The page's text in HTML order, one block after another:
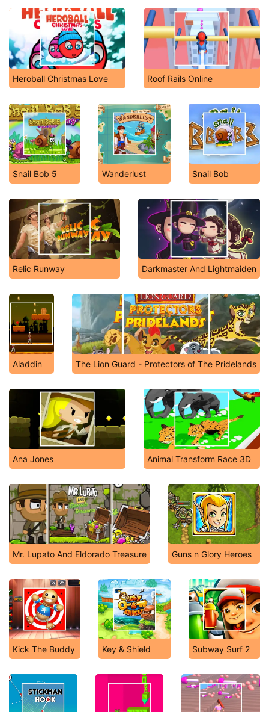
Heroball Christmas Love Roof Rails Online
Snail Bob 5 Wanderlust Snail Bob
Relic Runway Darkmaster And Lightmaiden
Aladdin The Lion Guard - Protectors of The Pridelands
Ana Jones Animal Transform Race 3D
Mr. Lupato And Eldorado Treasure Guns n Glory Heroes
Kick The Buddy Key & Shield Subway Surf 2